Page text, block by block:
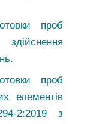
проб
проб
елементів
2:2019 з